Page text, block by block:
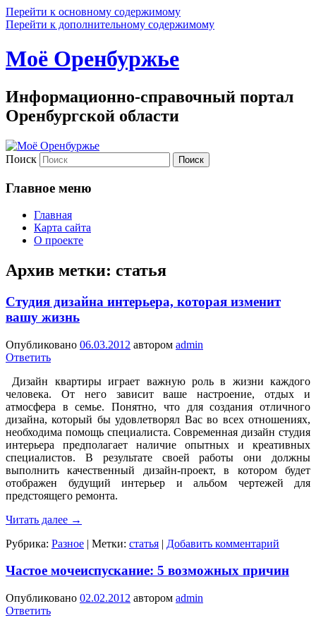
Перейти к основному содержимому
Перейти к дополнительному содержимому
Моё Оренбуржье
Информационно-справочный портал
Оренбургской области
Поиск
Главное меню
Главная
Карта сайта
О проекте
Архив метки: статья
Студия дизайна интерьера, которая изменит
вашу жизнь
Опубликовано 06.03.2012 автором admin
Ответить
Дизайн квартиры играет важную роль в жизни каждого
человека. От него зависит ваше настроение, отдых и
атмосфера в семье. Понятно, что для создания отличного
дизайна, который бы удовлетворял Вас во всех отношениях,
необходима помощь специалиста. Современная дизайн студия
интерьера предполагает наличие опытных и креативных
специалистов. В результате своей работы они должны
выполнить качественный дизайн-проект, в котором будет
отображен будущий интерьер и альбом чертежей для
предстоящего ремонта.
Читать далее →
Рубрика: Разное | Метки: статья | Добавить комментарий
Частое мочеиспускание: 5 возможных причин
Опубликовано 02.02.2012 автором admin
Ответить